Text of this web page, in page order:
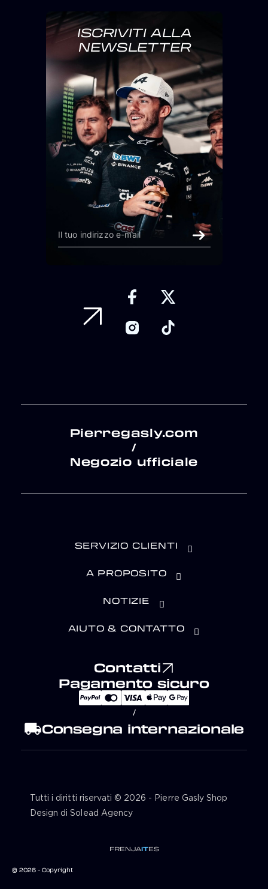
ISCRIVITI ALLA
NEWSLETTER
Pierregasly.com
/
Negozio ufficiale
SERVIZIO CLIENTI
A PROPOSITO
NOTIZIE
AIUTO & CONTATTO
Contatti
Pagamento sicuro
/
local_shippingConsegna internazionale
Tutti i diritti riservati © 2026 - Pierre Gasly Shop
Design di Solead Agency
FRENJAITES
© 2026 - Copyright